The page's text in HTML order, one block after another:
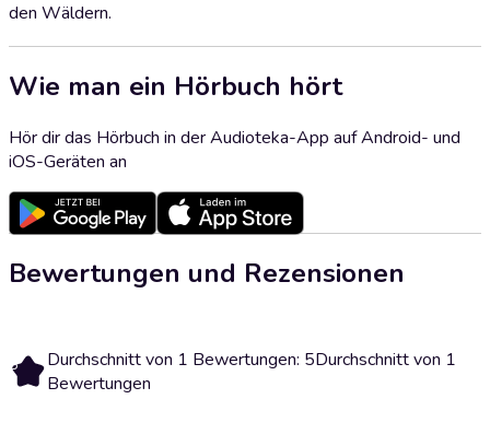
den Wäldern.
Wie man ein Hörbuch hört
Hör dir das Hörbuch in der Audioteka-App auf Android- und
iOS-Geräten an
Bewertungen und Rezensionen
5 Durchschnitt von 1 Bewertungen: 5Durchschnitt von 1
Bewertungen